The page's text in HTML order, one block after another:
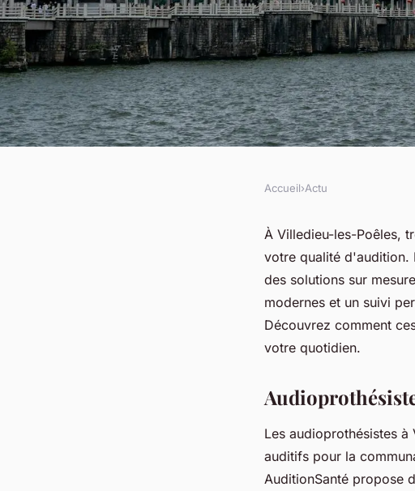
Audioprothésiste à
poêles : solutions
Accueil›Actu
À Villedieu-les-Poêles,
votre qualité d'audition.
des solutions sur
modernes et un suivi
Découvrez comment
votre quotidien.
Les audioprothésistes
auditifs pour la
AuditionSanté propose